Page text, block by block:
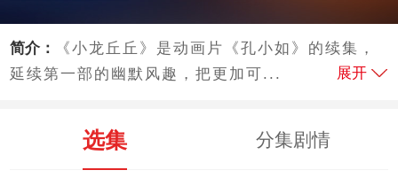
简介：
《小龙丘丘》是动画片《孔小如》的续集，
延续第一部的幽默风趣，把更加可...
展开
选集 分集剧情